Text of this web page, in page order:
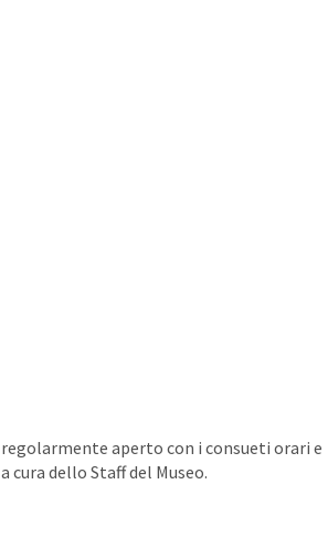
aperto con i consueti orari e
cura dello Staff del Museo.